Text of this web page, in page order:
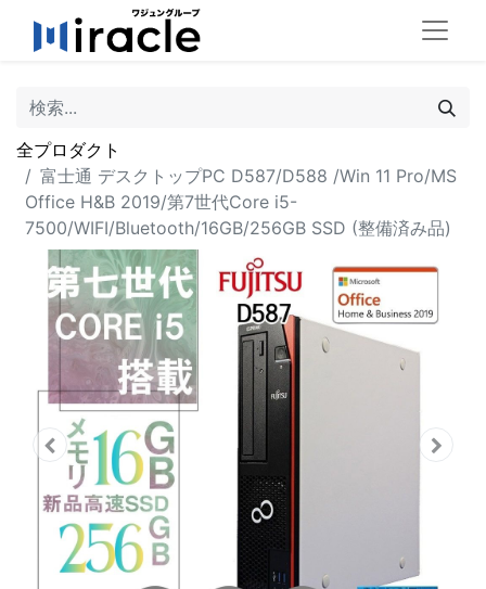
全プロダクト
富士通 デスクトップPC D587/D588 /Win 11 Pro/MS
Office H&B 2019/第7世代Core i5-
7500/WIFI/Bluetooth/16GB/256GB SSD (整備済み品)